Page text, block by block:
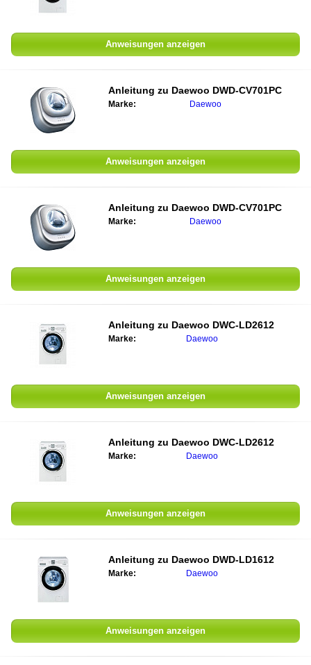
Anweisungen anzeigen
Anleitung zu Daewoo DWD-CV701PC
Marke: Daewoo
Anweisungen anzeigen
Anleitung zu Daewoo DWD-CV701PC
Marke: Daewoo
Anweisungen anzeigen
Anleitung zu Daewoo DWC-LD2612
Marke: Daewoo
Anweisungen anzeigen
Anleitung zu Daewoo DWC-LD2612
Marke: Daewoo
Anweisungen anzeigen
Anleitung zu Daewoo DWD-LD1612
Marke: Daewoo
Anweisungen anzeigen